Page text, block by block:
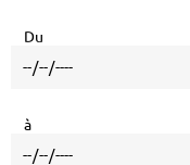
Du
à